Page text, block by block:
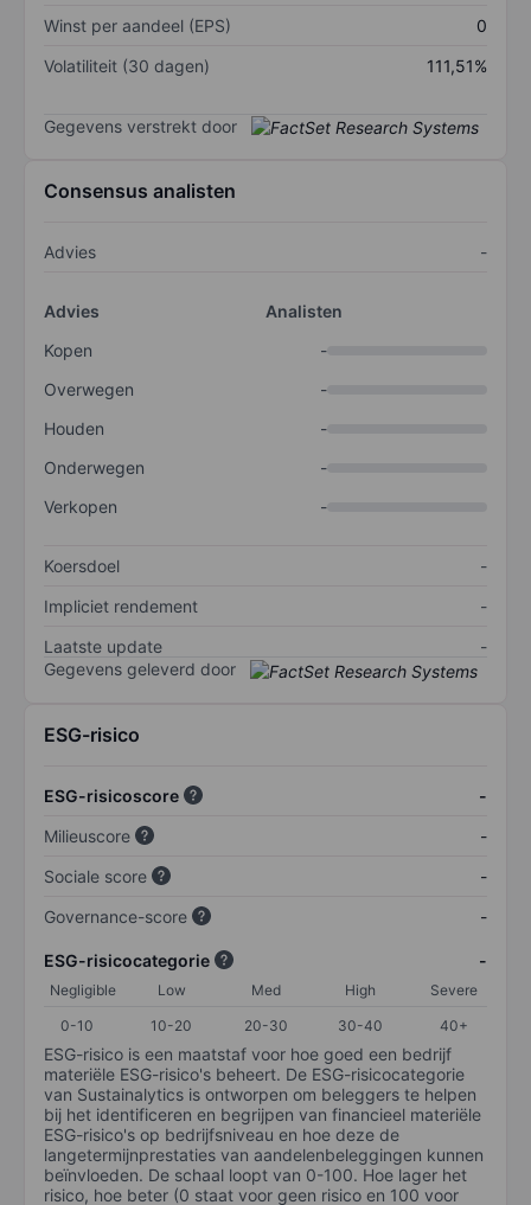
Winst per aandeel (EPS)
0
Volatiliteit (30 dagen)
111,51%
Gegevens verstrekt door
Consensus analisten
Advies -
Advies
Analisten
Kopen
-
Overwegen
-
Houden
-
Onderwegen
-
Verkopen
-
Koersdoel
-
Impliciet rendement
-
Laatste update
-
Gegevens geleverd door
ESG-risico
ESG-risicoscore
-
Milieuscore
-
Sociale score
-
Governance-score
-
ESG-risicocategorie -
Negligible Low Med High
Severe
0-10
10-20 20-30 30-40 40+
ESG-risico is een maatstaf voor hoe goed een bedrijf
materiële ESG-risico's beheert. De ESG-risicocategorie
van Sustainalytics is ontworpen om beleggers te helpen
bij het identificeren en begrijpen van financieel materiële
ESG-risico's op bedrijfsniveau en hoe deze de
langetermijnprestaties van aandelenbeleggingen kunnen
beïnvloeden. De schaal loopt van 0-100. Hoe lager het
risico, hoe beter (0 staat voor geen risico en 100 voor